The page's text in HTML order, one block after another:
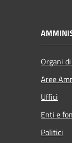
Organi
Aree
Uffici
Enti e
Politici